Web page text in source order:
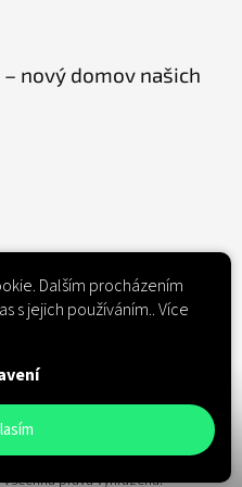
Dalším procházením
s jejich používáním.. Více
nový domov našich
Všechna práva vyhrazena.